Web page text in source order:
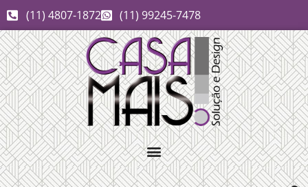
(11) 4807-1872 (11) 99245-7478